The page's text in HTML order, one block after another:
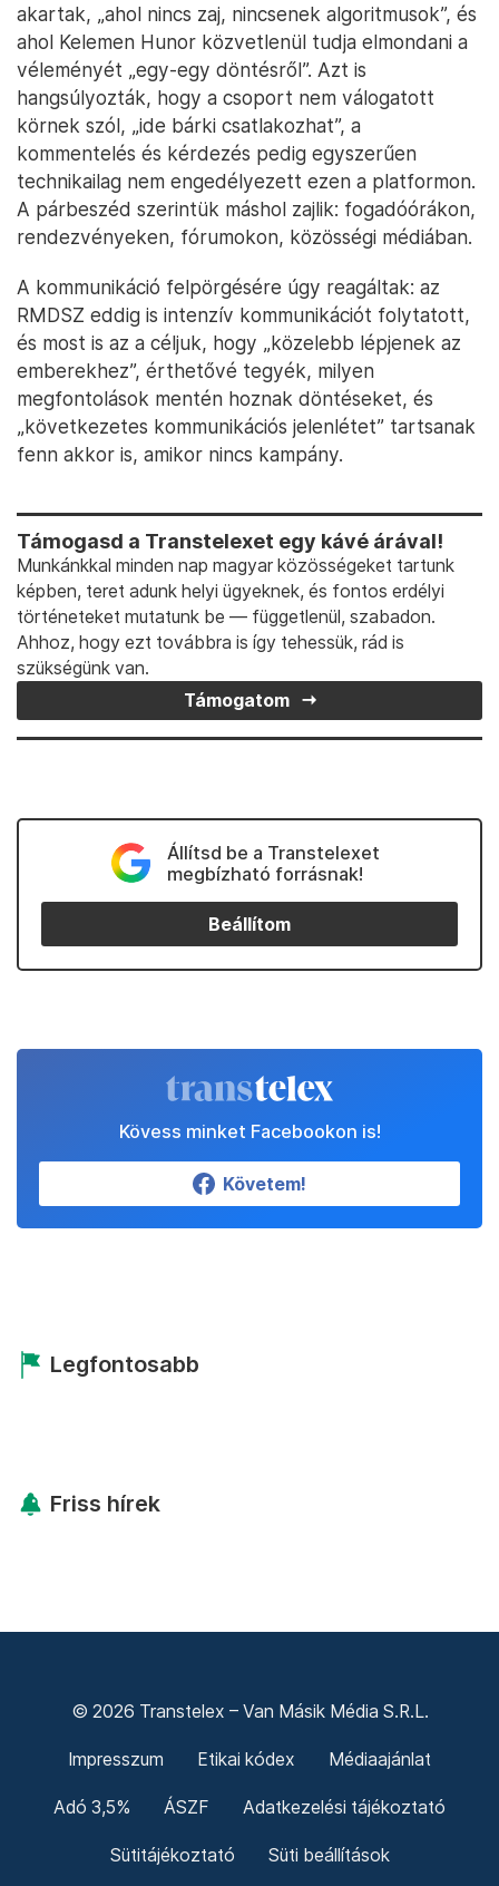
akartak, „ahol nincs zaj, nincsenek algoritmusok”, és
ahol Kelemen Hunor közvetlenül tudja elmondani a
véleményét „egy-egy döntésről”. Azt is
hangsúlyozták, hogy a csoport nem válogatott
körnek szól, „ide bárki csatlakozhat”, a
kommentelés és kérdezés pedig egyszerűen
technikailag nem engedélyezett ezen a platformon.
A párbeszéd szerintük máshol zajlik: fogadóórákon,
rendezvényeken, fórumokon, közösségi médiában.
A kommunikáció felpörgésére úgy reagáltak: az
RMDSZ eddig is intenzív kommunikációt folytatott,
és most is az a céljuk, hogy „közelebb lépjenek az
emberekhez”, érthetővé tegyék, milyen
megfontolások mentén hoznak döntéseket, és
„következetes kommunikációs jelenlétet” tartsanak
fenn akkor is, amikor nincs kampány.
Támogasd a Transtelexet egy kávé árával!
Munkánkkal minden nap magyar közösségeket tartunk
képben, teret adunk helyi ügyeknek, és fontos erdélyi
történeteket mutatunk be — függetlenül, szabadon.
Ahhoz, hogy ezt továbbra is így tehessük, rád is
szükségünk van.
Támogatom
Állítsd be a Transtelexet
megbízható forrásnak!
Beállítom
Kövess minket Facebookon is!
Követem!
Legfontosabb
Friss hírek
© 2026 Transtelex – Van Másik Média S.R.L.
Impresszum Etikai kódex Médiaajánlat
Adó 3,5% ÁSZF Adatkezelési tájékoztató
Sütitájékoztató Süti beállítások